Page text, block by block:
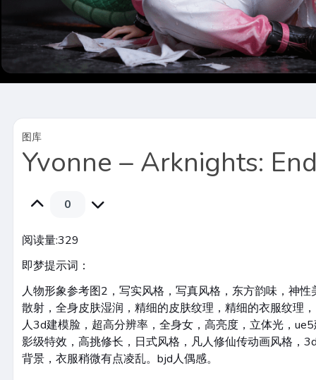
图库
Yvonne – Arknights:
0
阅读量:329
即梦提示词：
人物形象参考图2，写实风格，写真风格，东方韵味，神
散射，全身皮肤湿润，精细的皮肤纹理，精细的衣服纹理
人3d建模脸，超高分辨率，全身女，高亮度，立体光，
影级特效，高挑修长，日式风格，凡人修仙传动画风格，
背景，衣服稍微有点凌乱。bjd人偶感。